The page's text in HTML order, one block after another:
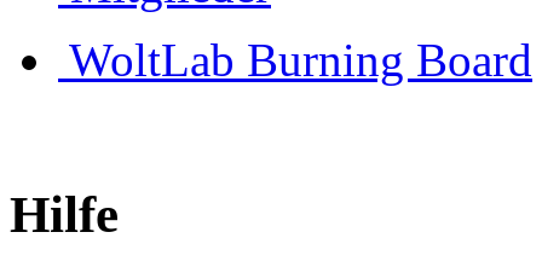
WoltLab Burning Board
Hilfe